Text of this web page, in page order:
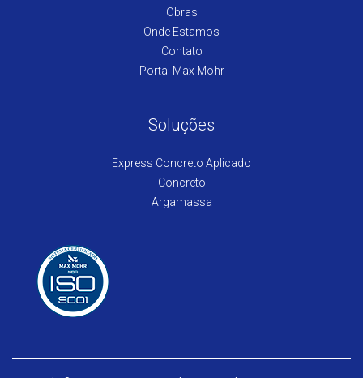
Obras
Onde Estamos
Contato
Portal Max Mohr
Soluções
Express Concreto Aplicado
Concreto
Argamassa